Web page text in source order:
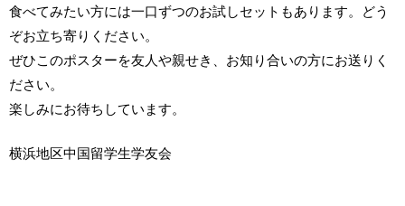
食べてみたい方には一口ずつのお試しセットもあります。どう
ぞお立ち寄りください。
ぜひこのポスターを友人や親せき、お知り合いの方にお送りく
ださい。
楽しみにお待ちしています。
横浜地区中国留学生学友会